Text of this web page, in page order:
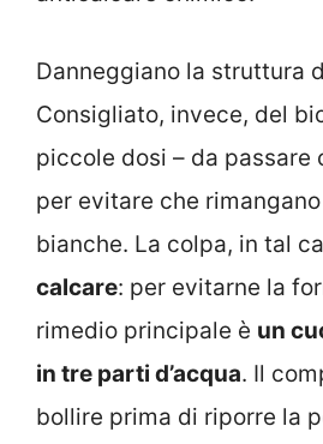
Danneggiano la struttura
Consigliato, invece, del
piccole dosi – da passare
per evitare che
bianche. La colpa, in tal
calcare: per evitarne la
rimedio principale è un
in tre parti d’acqua. Il
bollire prima di riporre la